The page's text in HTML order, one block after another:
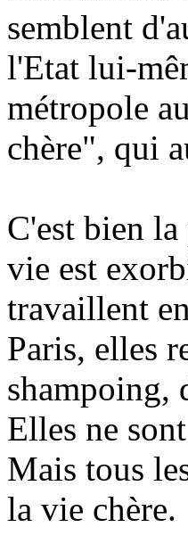
semblent
l'Etat lui-
métropole
chère", qui
C'est bien
vie est
travaillent
Paris, elles
shampoing,
Elles ne
Mais tous
la vie chère.